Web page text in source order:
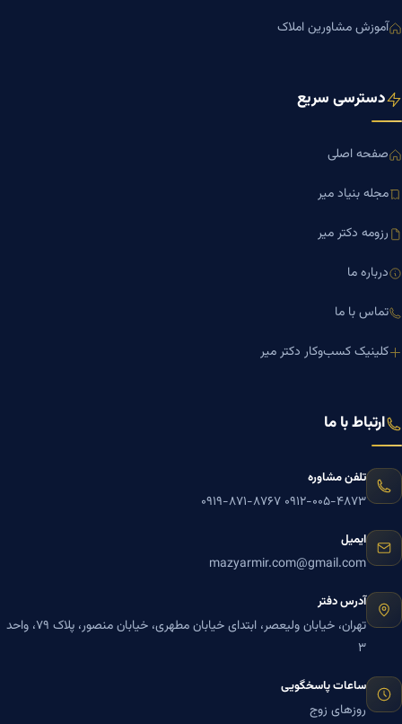
آموزش مشاورین املاک
دسترسی سریع
صفحه اصلی
مجله بنیاد میر
رزومه دکتر میر
درباره ما
تماس با ما
کلینیک کسب‌وکار دکتر میر
ارتباط با ما
تلفن مشاوره
۰۹۱۲-۰۰۵-۴۸۷۳ ۰۹۱۹-۸۷۱-۸۷۶۷
ایمیل
mazyarmir.com@gmail.com
آدرس دفتر
تهران، خیابان ولیعصر، ابتدای خیابان مطهری، خیابان منصور، پلاک ۷۹، واحد
۳
ساعات پاسخگویی
روزهای زوج